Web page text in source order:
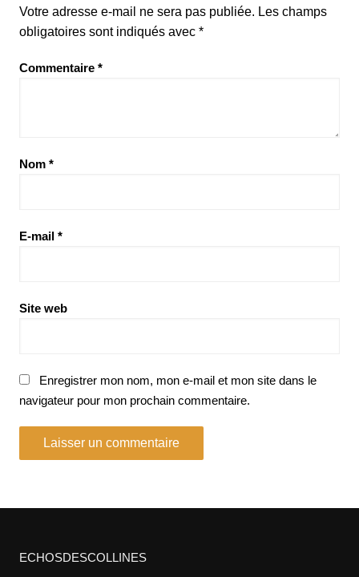
Votre adresse e-mail ne sera pas publiée. Les champs
obligatoires sont indiqués avec *
Commentaire *
Nom *
E-mail *
Site web
Enregistrer mon nom, mon e-mail et mon site dans le
navigateur pour mon prochain commentaire.
ECHOSDESCOLLINES